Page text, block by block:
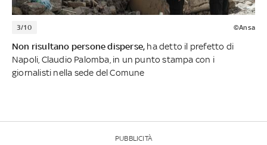
3/10 ©Ansa
Non risultano persone disperse, ha detto il prefetto di
Napoli, Claudio Palomba, in un punto stampa con i
giornalisti nella sede del Comune
PUBBLICITÀ